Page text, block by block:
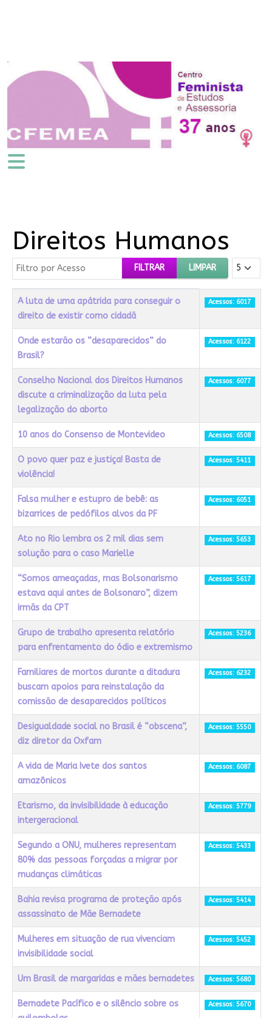
Direitos Humanos
Filtro por Acesso FILTRAR LIMPAR Mostrar #
Título Acessos
A luta de uma apátrida para conseguir o
direito de existir como cidadã
Acessos: 6017
Onde estarão os “desaparecidos” do
Brasil?
Acessos: 6122
Conselho Nacional dos Direitos Humanos
discute a criminalização da luta pela
legalização do aborto
Acessos: 6077
10 anos do Consenso de Montevideo Acessos: 6508
O povo quer paz e justiça! Basta de
violência!
Acessos: 5411
Falsa mulher e estupro de bebê: as
bizarrices de pedófilos alvos da PF
Acessos: 6051
Ato no Rio lembra os 2 mil dias sem
solução para o caso Marielle
Acessos: 5653
“Somos ameaçadas, mas Bolsonarismo
estava aqui antes de Bolsonaro”, dizem
irmãs da CPT
Acessos: 5617
Grupo de trabalho apresenta relatório
para enfrentamento do ódio e extremismo
Acessos: 5236
Familiares de mortos durante a ditadura
buscam apoios para reinstalação da
comissão de desaparecidos políticos
Acessos: 6232
Desigualdade social no Brasil é “obscena”,
diz diretor da Oxfam
Acessos: 5550
A vida de Maria Ivete dos santos
amazônicos
Acessos: 6087
Etarismo, da invisibilidade à educação
intergeracional
Acessos: 5779
Segundo a ONU, mulheres representam
80% das pessoas forçadas a migrar por
mudanças climáticas
Acessos: 5433
Bahia revisa programa de proteção após
assassinato de Mãe Bernadete
Acessos: 5414
Mulheres em situação de rua vivenciam
invisibilidade social
Acessos: 5452
Um Brasil de margaridas e mães bernadetes Acessos: 5680
Bernadete Pacífico e o silêncio sobre os
Acessos: 5670